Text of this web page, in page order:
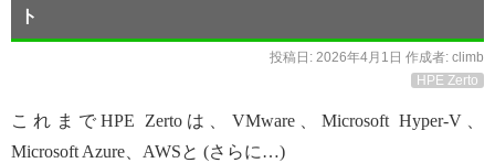
ト
投稿日: 2026年4月1日 作成者: climb
HPE Zerto
これまでHPE Zertoは、VMware、Microsoft Hyper-V、
Microsoft Azure、AWSと (さらに…)